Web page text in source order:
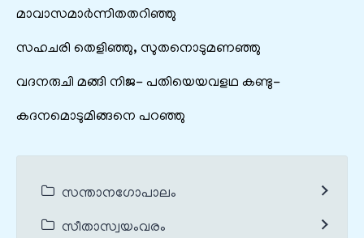
മാവാസമാർന്നിതതറിഞ്ഞു
സഹചരി തെളിഞ്ഞു, സുതനൊടുമണഞ്ഞു
വദനരുചി മങ്ങി നിജ- പതിയെയവളഥ കണ്ടു-
കദനമൊടുമിങ്ങനെ പറഞ്ഞു
സന്താനഗോപാലം
സീതാസ്വയംവരം